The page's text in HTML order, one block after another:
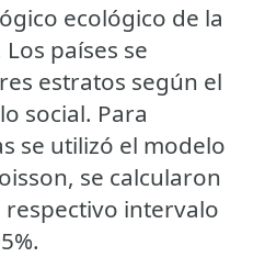
ecológico de la
países se
estratos según el
social. Para
se utilizó el modelo
se calcularon
intervalo